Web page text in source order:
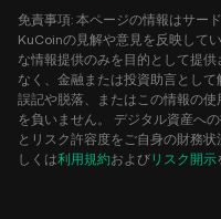
免責事項: 本ページの情報はサー
KuCoinの見解や意見を反映して
な情報提供のみを目的として提
なく、金融または投資助言とし
誤記や脱落、またはこの情報の
を負いません。 デジタル資産へ
とリスク許容度をご自身の財務
しくは利用規約および リスク開示